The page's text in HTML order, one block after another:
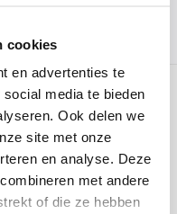
cookies
en advertenties te
media te bieden
Ook delen we
site met onze
en analyse. Deze
met andere
of die ze hebben